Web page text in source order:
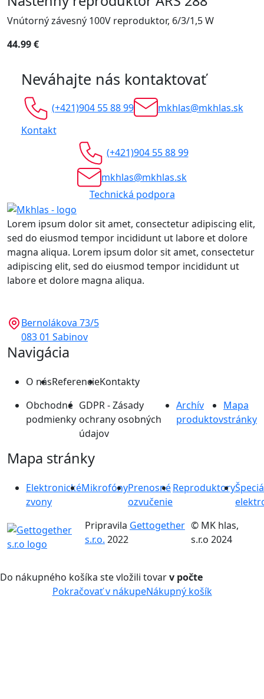
Vnútorný závesný 100V reproduktor, 6/3/1,5 W
44.99 €
Neváhajte nás kontaktovať
(+421)904 55 88 99
mkhlas@mkhlas.sk
Kontakt
(+421)904 55 88 99
mkhlas@mkhlas.sk
Technická podpora
Lorem ipsum dolor sit amet, consectetur adipiscing elit,
sed do eiusmod tempor incididunt ut labore et dolore
magna aliqua. Lorem ipsum dolor sit amet, consectetur
adipiscing elit, sed do eiusmod tempor incididunt ut
labore et dolore magna aliqua.
Bernolákova 73/5
083 01 Sabinov
Navigácia
O násReferencieKontakty
Obchodné
podmienky
GDPR - Zásady
ochrany osobných
údajov
Archív
produktov
Mapa
stránky
Mapa stránky
Elektronické
zvony
MikrofónyPrenosné
ozvučenie
Reproduktory
Pripravila Gettogether
s.r.o. 2022
© MK hlas,
s.r.o 2024
Do nákupného košíka ste vložili tovarv počte
Pokračovať v nákupeNákupný košík